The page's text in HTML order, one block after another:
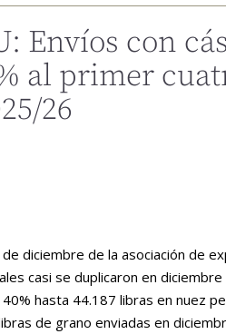
Envíos con
al primer
26
diciembre de la asociación de
casi se duplicaron en
hasta 44.187 libras en nuez
de grano enviadas en